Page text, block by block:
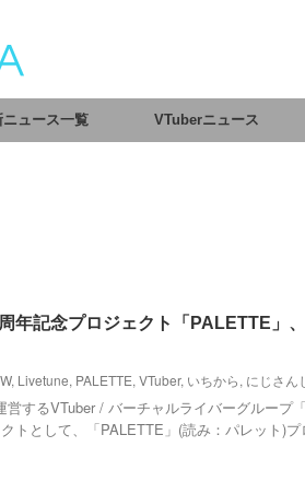
ニュース一覧 VTuberニュース
年記念プロジェクト「PALETTE」
, Livetune, PALETTE, VTuber, いちから, にじさん
営するVTuber / バーチャルライバーグループ
トとして、「PALETTE」(読み：パレット)